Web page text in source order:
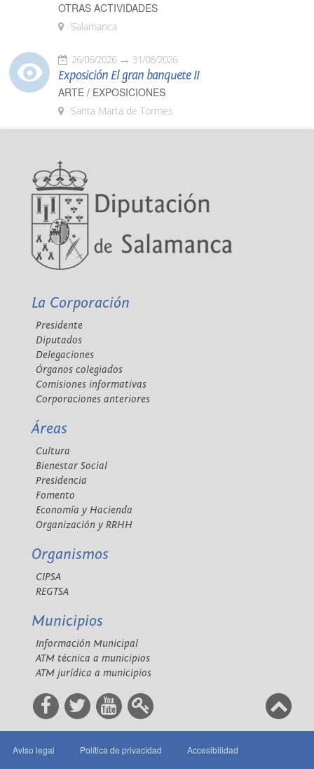
OTRAS ACTIVIDADES
Salamanca
26/06/2026 31/08/2026
Exposición El gran banquete II
ARTE / EXPOSICIONES
Santa Marta de Tormes
La Corporación
Presidente
Diputados
Delegaciones
Órganos colegiados
Comisiones informativas
Corporaciones anteriores
Áreas
Cultura
Bienestar Social
Presidencia
Fomento
Economía y Hacienda
Organización y RRHH
Organismos
CIPSA
REGTSA
Municipios
Información Municipal
ATM técnica a municipios
ATM jurídica a municipios
Aviso legal Política de privacidad Accesibilidad